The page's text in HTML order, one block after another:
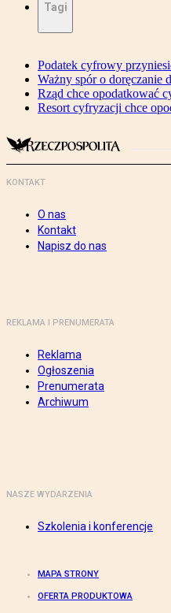
Tagi
Podatek cyfrowy
Ważny spór o doręczanie
Rząd chce opodatkować
Resort cyfryzacji chce
KONTAKT
O nas
Kontakt
Napisz do nas
REKLAMA I PRENUMERATA
Reklama
Ogłoszenia
Prenumerata
Archiwum
NASZE WYDARZENIA
Szkolenia i konferencje
MAPA STRONY
OFERTA PRODUKTOWA